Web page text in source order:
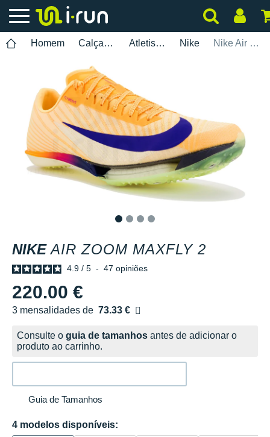
Homem Calçados Atletismo Nike Nike Air Zoom Maxfly 2
NIKE AIR ZOOM MAXFLY 2
4.9 / 5 - 47 opiniões
220.00 €
3 mensalidades de 73.33 €
sem custos
Consulte o guia de tamanhos antes de adicionar o
produto ao carrinho.
Guia de Tamanhos
4 modelos disponíveis: